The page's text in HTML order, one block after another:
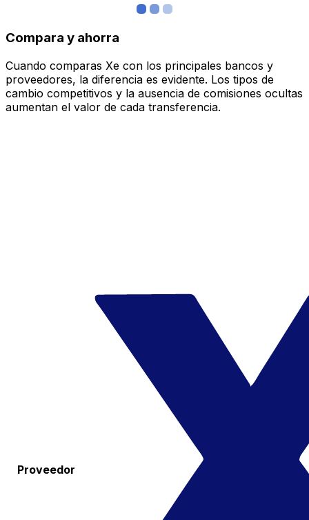
Compara y ahorra
Cuando comparas Xe con los principales bancos y
proveedores, la diferencia es evidente. Los tipos de
cambio competitivos y la ausencia de comisiones ocultas
aumentan el valor de cada transferencia.
Proveedor